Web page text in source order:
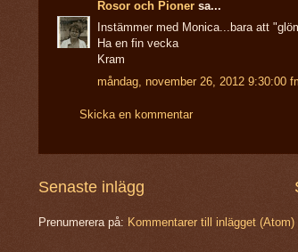
Rosor och Pioner sa...
Instämmer med Monica...bara att
Ha en fin vecka
Kram
måndag, november 26, 2012 9:30:00
Skicka en kommentar
Senaste inlägg
Prenumerera på: Kommentarer till inlägget (Atom)